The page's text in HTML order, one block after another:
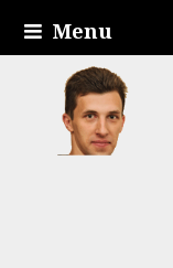
Menu